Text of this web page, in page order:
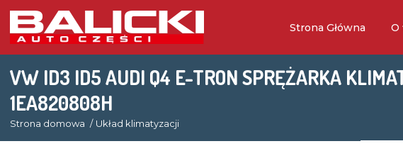
Strona Główna O
VW ID3 ID5 AUDI Q4 E-TRON SPRĘŻARKA
1EA820808H
Strona domowa Układ klimatyzacji